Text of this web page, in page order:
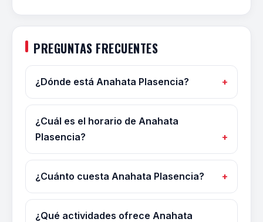
PREGUNTAS FRECUENTES
¿Dónde está Anahata Plasencia?
¿Cuál es el horario de Anahata
Plasencia?
¿Cuánto cuesta Anahata Plasencia?
¿Qué actividades ofrece Anahata